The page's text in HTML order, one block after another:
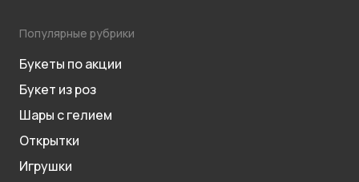
Популярные рубрики
Букеты по акции
Букет из роз
Шары с гелием
Открытки
Игрушки